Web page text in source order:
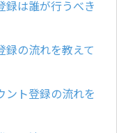
録は誰が行うべき
録の流れを教えて
ント登録の流れを